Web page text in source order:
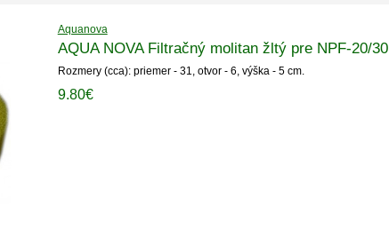
Aquanova
AQUA NOVA Filtračný molitan žltý pre NPF-20/30
Rozmery (cca): priemer - 31, otvor - 6, výška - 5 cm.
9.80€